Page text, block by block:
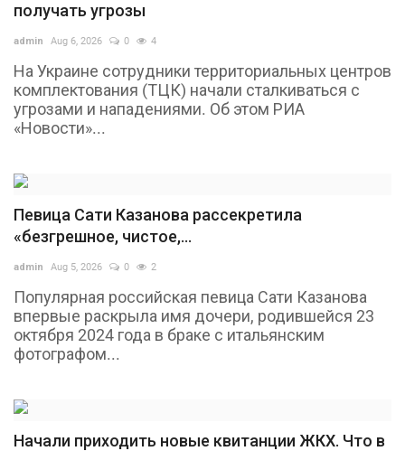
получать угрозы
admin Aug 6, 2026 0 4
На Украине сотрудники территориальных центров
комплектования (ТЦК) начали сталкиваться с
угрозами и нападениями. Об этом РИА
«Новости»...
Певица Сати Казанова рассекретила
«безгрешное, чистое,...
admin Aug 5, 2026 0 2
Популярная российская певица Сати Казанова
впервые раскрыла имя дочери, родившейся 23
октября 2024 года в браке с итальянским
фотографом...
Начали приходить новые квитанции ЖКХ. Что в